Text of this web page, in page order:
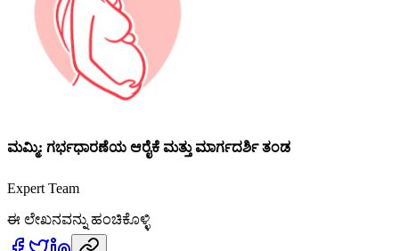
ಮಮ್ಮಿ: ಗರ್ಭಧಾರಣೆಯ ಆರೈಕೆ ಮತ್ತು ಮಾರ್ಗದರ್ಶಿ ತಂಡ
Expert Team
ಈ ಲೇಖನವನ್ನು ಹಂಚಿಕೊಳ್ಳಿ